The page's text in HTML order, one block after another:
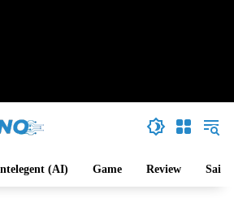
(AI) Game Review Sains